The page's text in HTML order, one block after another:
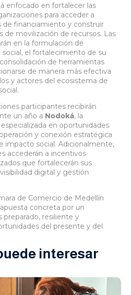
enfocado en fortalecer las
para acceder a
de financiamiento y construir
de movilización de recursos. Las
en la formulación de
el fortalecimiento de su
de herramientas
de manera más efectiva
y actores del ecosistema de
participantes recibirán
un año a Nodoká, la
en oportunidades
y conexión estratégica
impacto social. Adicionalmente,
accederán a incentivos
que fortalecerán sus
digital y gestión
de Comercio de Medellín
concreta por un
preparado, resiliente y
del presente y del
interesar